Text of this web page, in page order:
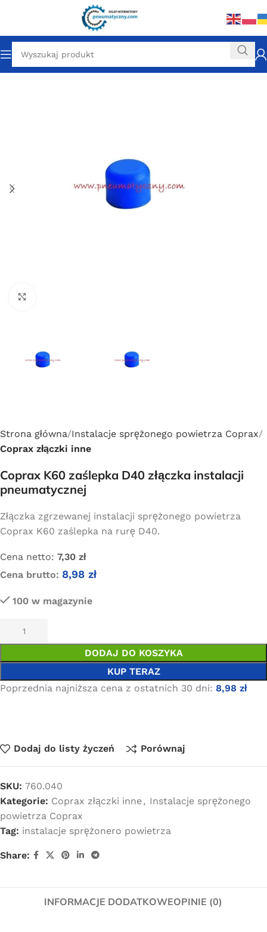
Strona główna Instalacje sprężonego powietrza Coprax
Coprax złączki inne
Coprax K60 zaślepka D40 złączka instalacji
pneumatycznej
Złączka zgrzewanej instalacji sprężonego powietrza
Coprax K60 zaślepka na rurę D40.
Cena netto: 7,30 zł
Cena brutto: 8,98 zł
100 w magazynie
DODAJ DO KOSZYKA
KUP TERAZ
Poprzednia najniższa cena z ostatnich 30 dni: 8,98 zł
Dodaj do listy życzeń Porównaj
SKU: 760.040
Kategorie: Coprax złączki inne, Instalacje sprężonego
powietrza Coprax
Tag: instalacje sprężonero powietrza
Share:
INFORMACJE DODATKOWEOPINIE (0)